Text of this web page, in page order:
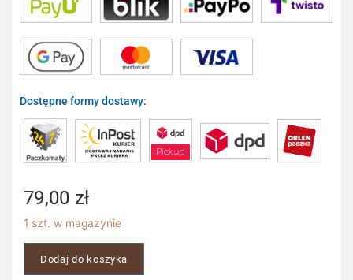
Dostępne formy dostawy:
79,00 zł
1 szt. w magazynie
Dodaj do koszyka